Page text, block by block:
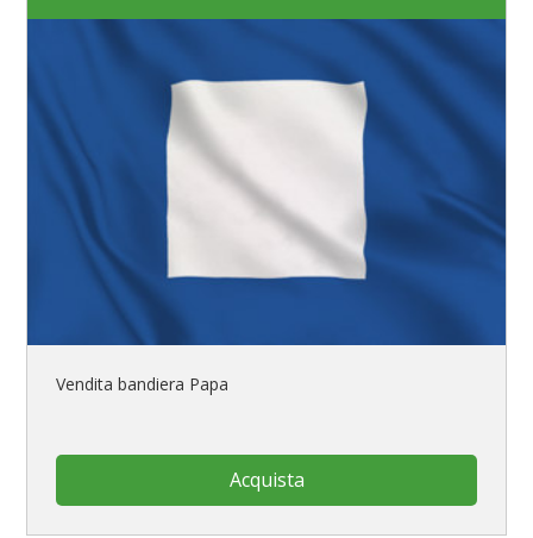
Vendita bandiera Papa
Acquista